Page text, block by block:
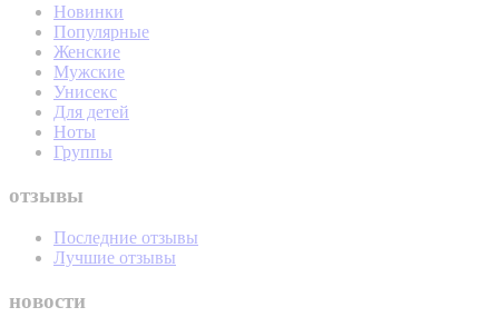
Новинки
Популярные
Женские
Мужские
Унисекс
Для детей
Ноты
Группы
отзывы
Последние отзывы
Лучшие отзывы
новости